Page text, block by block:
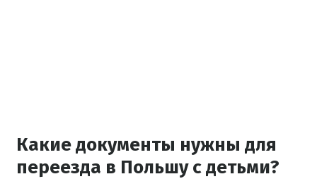
Какие документы нужны для
переезда в Польшу с детьми?